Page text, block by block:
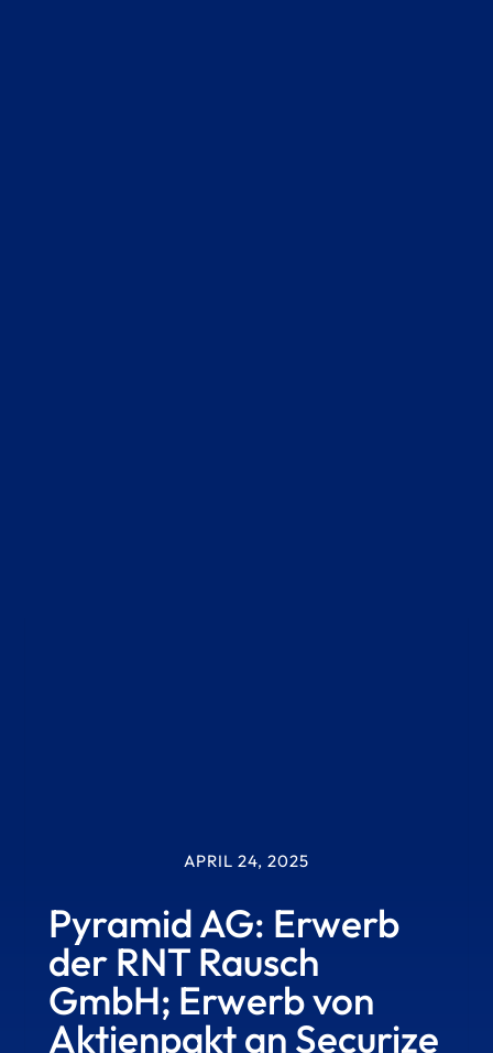
APRIL 24, 2025
Pyramid AG: Erwerb
der RNT Rausch
GmbH; Erwerb von
Aktienpakt an Securize